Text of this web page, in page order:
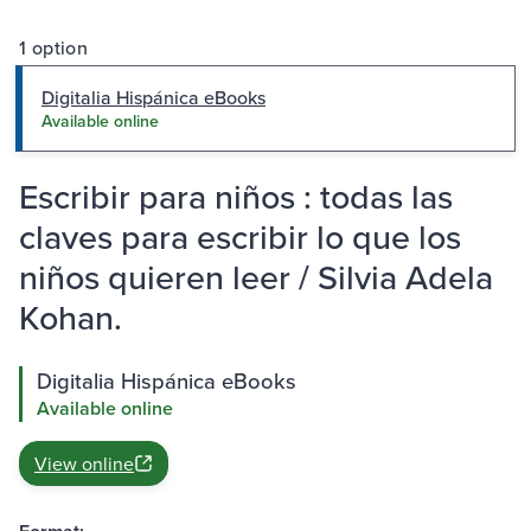
1 option
Digitalia Hispánica eBooks
Available online
Escribir para niños : todas las
claves para escribir lo que los
niños quieren leer / Silvia Adela
Kohan.
Digitalia Hispánica eBooks
Available online
View online